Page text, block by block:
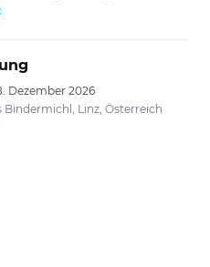
Dezember 2026
Bindermichl, Linz, Österreich